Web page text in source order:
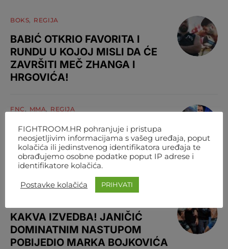
BOKS REGIJA
BABIĆ OTKRIO FAVORITA I
RUNDU U KOJOJ MISLI DA ĆE
ZAVRŠITI MEČ ZHANGA I
HRGOVIĆA!
FNC MMA REGIJA
GOMES PORUČIO JURAKIĆU:
‘POBIJEDI PA ĆEMO SE
BORITI..’! JURAKIĆ: ‘OVE
GODINE SE SIGURNO BORIMO’
KAKVA IZVEDBA! JANIČIĆ
DOMINATNIM NASTUPOM
POBIJEDIO MARKA BOJKOVIĆA
FIGHTROOM.HR pohranjuje i pristupa
neosjetljivim informacijama s vašeg uređaja, poput
kolačića ili jedinstvenog identifikatora uređaja te
obrađujemo osobne podatke poput IP adrese i
identifikatore kolačića.
Postavke kolačića PRIHVATI